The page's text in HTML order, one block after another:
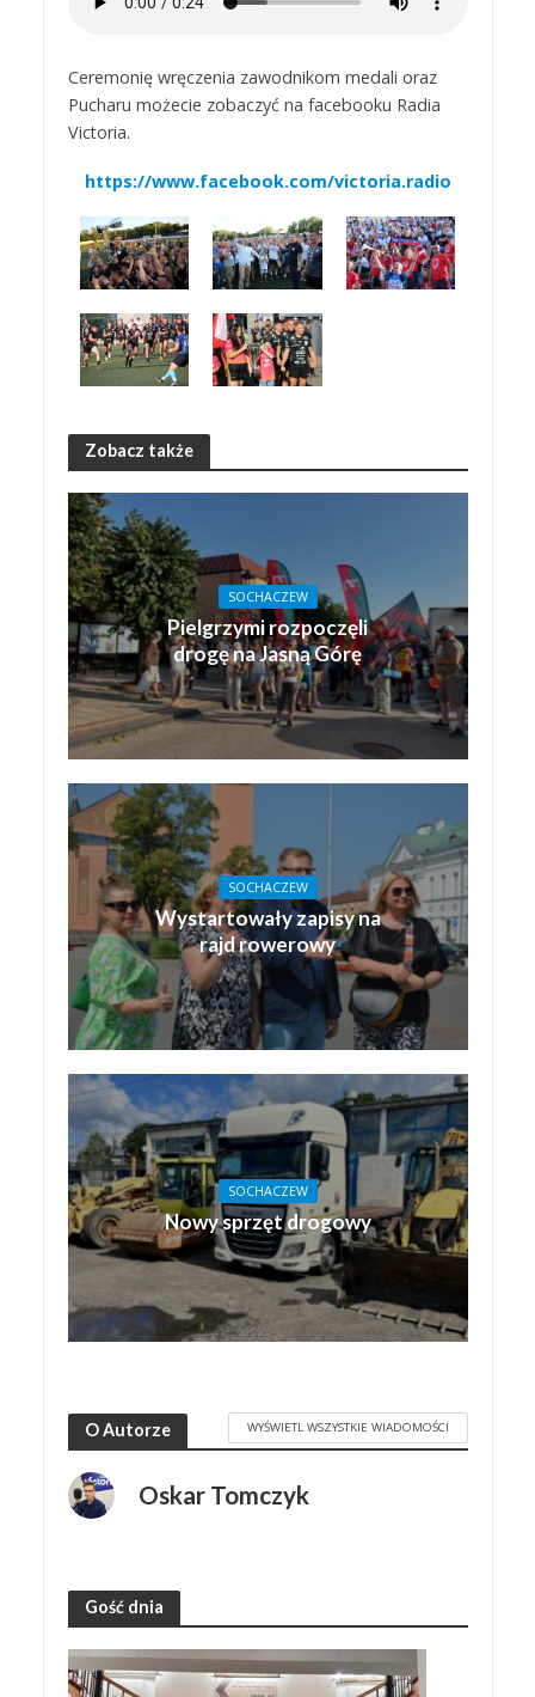
Ceremonię wręczenia zawodnikom medali oraz
Pucharu możecie zobaczyć na facebooku Radia
Victoria.
https://www.facebook.com/victoria.radio
Zobacz także
SOCHACZEW
Pielgrzymi rozpoczęli
drogę na Jasną Górę
SOCHACZEW
Wystartowały zapisy na
rajd rowerowy
SOCHACZEW
Nowy sprzęt drogowy
O Autorze WYŚWIETL WSZYSTKIE WIADOMOŚCI
Oskar Tomczyk
Gość dnia